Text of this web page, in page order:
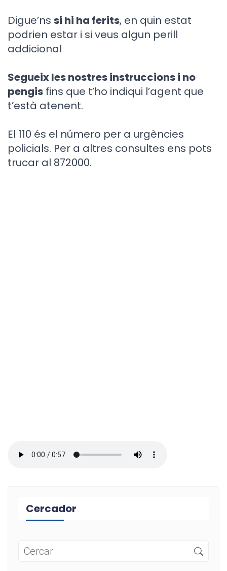
Digue’ns si hi ha ferits, en quin estat
podrien estar i si veus algun perill
addicional
Segueix les nostres instruccions i no
pengis fins que t’ho indiqui l’agent que
t’està atenent.
El 110 és el número per a urgències
policials. Per a altres consultes ens pots
trucar al 872000.
Cercador